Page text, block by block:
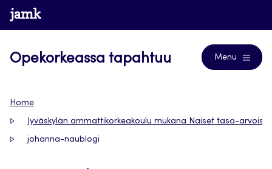
Siirry
suoraan
www.jamk.fi
Opekorkeassa tapahtuu Menu
Home
Jyväskylän ammattikorkeakoulu mukana Naiset tasa-
johanna-naublogi